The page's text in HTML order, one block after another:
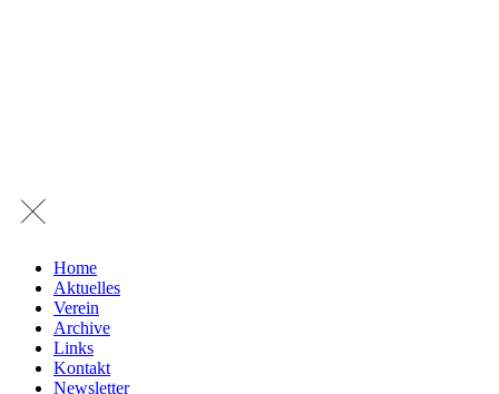
Home
Aktuelles
Verein
Archive
Links
Kontakt
Newsletter